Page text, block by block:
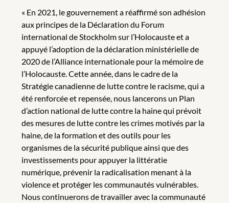
« En 2021, le gouvernement a réaffirmé son adhésion
aux principes de la Déclaration du Forum
international de Stockholm sur l’Holocauste et a
appuyé l’adoption de la déclaration ministérielle de
2020 de l’Alliance internationale pour la mémoire de
l’Holocauste. Cette année, dans le cadre de la
Stratégie canadienne de lutte contre le racisme, qui a
été renforcée et repensée, nous lancerons un Plan
d’action national de lutte contre la haine qui prévoit
des mesures de lutte contre les crimes motivés par la
haine, de la formation et des outils pour les
organismes de la sécurité publique ainsi que des
investissements pour appuyer la littératie
numérique, prévenir la radicalisation menant à la
violence et protéger les communautés vulnérables.
Nous continuerons de travailler avec la communauté